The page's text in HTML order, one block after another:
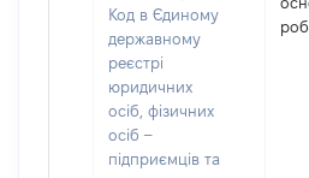
Код в Єдиному
державному
реєстрі
юридичних
осіб, фізичних
осіб –
підприємців та